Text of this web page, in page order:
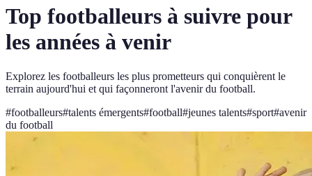
Top footballeurs à suivre pour
les années à venir
Explorez les footballeurs les plus prometteurs qui conquièrent le
terrain aujourd'hui et qui façonneront l'avenir du football.
#footballeurs#talents émergents#football#jeunes talents#sport#avenir
du football